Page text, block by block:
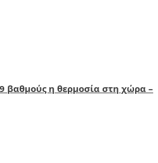
βαθμούς η θερμοσία στη χώρα –